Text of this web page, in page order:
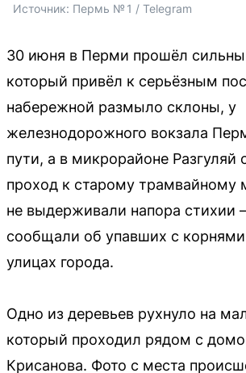
Источник: Пермь № 1 / Telegram
30 июня в Перми прошёл
который привёл к серьёзным
набережной размыло склоны, у
железнодорожного вокзала
пути, а в микрорайоне Разгуляй
проход к старому трамвайному
не выдерживали напора стихии
сообщали об упавших с корнями
улицах города.
Одно из деревьев рухнуло на
который проходил рядом с
Крисанова. Фото с места